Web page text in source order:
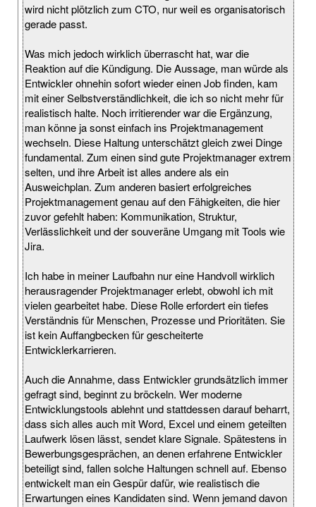
wird nicht plötzlich zum CTO, nur weil es organisatorisch
gerade passt.
Was mich jedoch wirklich überrascht hat, war die
Reaktion auf die Kündigung. Die Aussage, man würde als
Entwickler ohnehin sofort wieder einen Job finden, kam
mit einer Selbstverständlichkeit, die ich so nicht mehr für
realistisch halte. Noch irritierender war die Ergänzung,
man könne ja sonst einfach ins Projektmanagement
wechseln. Diese Haltung unterschätzt gleich zwei Dinge
fundamental. Zum einen sind gute Projektmanager extrem
selten, und ihre Arbeit ist alles andere als ein
Ausweichplan. Zum anderen basiert erfolgreiches
Projektmanagement genau auf den Fähigkeiten, die hier
zuvor gefehlt haben: Kommunikation, Struktur,
Verlässlichkeit und der souveräne Umgang mit Tools wie
Jira.
Ich habe in meiner Laufbahn nur eine Handvoll wirklich
herausragender Projektmanager erlebt, obwohl ich mit
vielen gearbeitet habe. Diese Rolle erfordert ein tiefes
Verständnis für Menschen, Prozesse und Prioritäten. Sie
ist kein Auffangbecken für gescheiterte
Entwicklerkarrieren.
Auch die Annahme, dass Entwickler grundsätzlich immer
gefragt sind, beginnt zu bröckeln. Wer moderne
Entwicklungstools ablehnt und stattdessen darauf beharrt,
dass sich alles auch mit Word, Excel und einem geteilten
Laufwerk lösen lässt, sendet klare Signale. Spätestens in
Bewerbungsgesprächen, an denen erfahrene Entwickler
beteiligt sind, fallen solche Haltungen schnell auf. Ebenso
entwickelt man ein Gespür dafür, wie realistisch die
Erwartungen eines Kandidaten sind. Wenn jemand davon